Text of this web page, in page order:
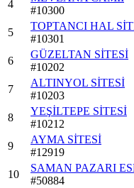
4
#10300
5
TOPTANCI HAL
#10301
6
GÜZELTAN SİTESİ
#10202
7
ALTINYOL SİTESİ
#10203
8
YEŞİLTEPE SİTESİ
#10212
9
AYMA SİTESİ
#12919
10
SAMAN PAZARI
#50884